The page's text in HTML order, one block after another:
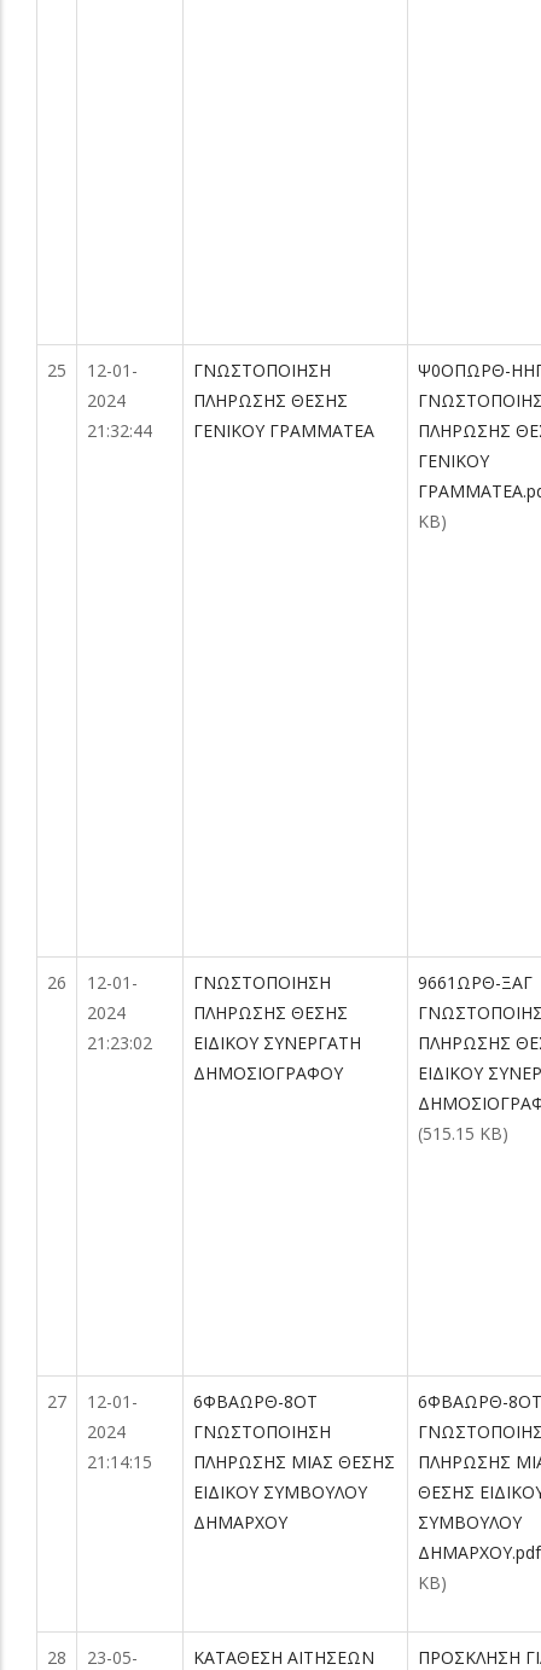
25
12-01-
2024
21:32:44
ΓΝΩΣΤΟΠΟΙΗΣΗ
ΠΛΗΡΩΣΗΣ ΘΕΣΗΣ
ΓΕΝΙΚΟΥ ΓΡΑΜΜΑΤΕΑ
Ψ0ΟΠΩΡΘ-
ΠΛΗΡΩΣΗΣ
ΓΕΝΙΚΟΥ
KB)
26
12-01-
2024
21:23:02
ΓΝΩΣΤΟΠΟΙΗΣΗ
ΠΛΗΡΩΣΗΣ ΘΕΣΗΣ
ΕΙΔΙΚΟΥ ΣΥΝΕΡΓΑΤΗ
ΔΗΜΟΣΙΟΓΡΑΦΟΥ
9661ΩΡΘ-ΞΑΓ
ΠΛΗΡΩΣΗΣ
ΕΙΔΙΚΟΥ
(515.15 KB)
27
12-01-
2024
21:14:15
6ΦΒΑΩΡΘ-8ΟΤ
ΓΝΩΣΤΟΠΟΙΗΣΗ
ΠΛΗΡΩΣΗΣ ΜΙΑΣ ΘΕΣΗΣ
ΕΙΔΙΚΟΥ ΣΥΜΒΟΥΛΟΥ
ΔΗΜΑΡΧΟΥ
6ΦΒΑΩΡΘ-8ΟΤ
ΠΛΗΡΩΣΗΣ
ΘΕΣΗΣ
ΣΥΜΒΟΥΛΟΥ
ΔΗΜΑΡΧΟΥ.pdf
KB)
28
23-05-
ΚΑΤΑΘΕΣΗ ΑΙΤΗΣΕΩΝ
ΠΡΟΣΚΛΗΣΗ